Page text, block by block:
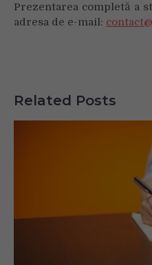
Prezentarea completă a
adresa de e-mail:
Related Posts